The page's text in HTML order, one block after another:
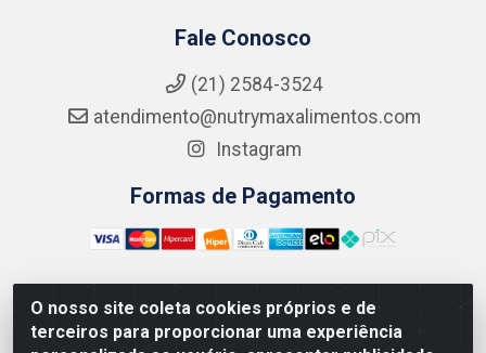
O nosso site coleta cookies próprios e de
terceiros para proporcionar uma experiência
Fale Conosco
(21) 2584-3524
atendimento@nutrymaxalimentos.com
Instagram
Formas de Pagamento
NUTRY MAX COMÉRCIO DE PRODUTOS ALIMENTICIOS
LTDA - RUA DO FEIJÃO, 721 PENHA CIRCULAR/RJ -